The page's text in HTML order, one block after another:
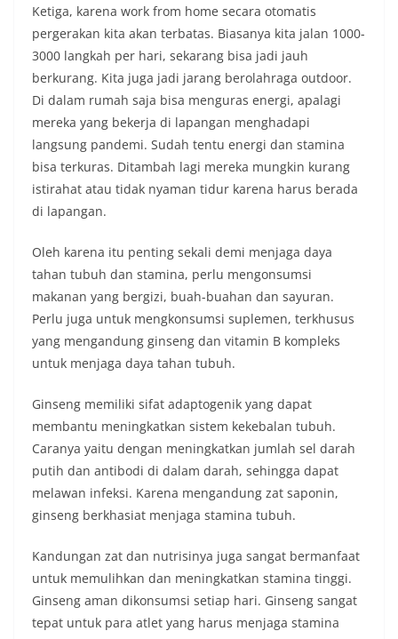
Ketiga, karena work from home secara otomatis
pergerakan kita akan terbatas. Biasanya kita jalan 1000-
3000 langkah per hari, sekarang bisa jadi jauh
berkurang. Kita juga jadi jarang berolahraga outdoor.
Di dalam rumah saja bisa menguras energi, apalagi
mereka yang bekerja di lapangan menghadapi
langsung pandemi. Sudah tentu energi dan stamina
bisa terkuras. Ditambah lagi mereka mungkin kurang
istirahat atau tidak nyaman tidur karena harus berada
di lapangan.
Oleh karena itu penting sekali demi menjaga daya
tahan tubuh dan stamina, perlu mengonsumsi
makanan yang bergizi, buah-buahan dan sayuran.
Perlu juga untuk mengkonsumsi suplemen, terkhusus
yang mengandung ginseng dan vitamin B kompleks
untuk menjaga daya tahan tubuh.
Ginseng memiliki sifat adaptogenik yang dapat
membantu meningkatkan sistem kekebalan tubuh.
Caranya yaitu dengan meningkatkan jumlah sel darah
putih dan antibodi di dalam darah, sehingga dapat
melawan infeksi. Karena mengandung zat saponin,
ginseng berkhasiat menjaga stamina tubuh.
Kandungan zat dan nutrisinya juga sangat bermanfaat
untuk memulihkan dan meningkatkan stamina tinggi.
Ginseng aman dikonsumsi setiap hari. Ginseng sangat
tepat untuk para atlet yang harus menjaga stamina